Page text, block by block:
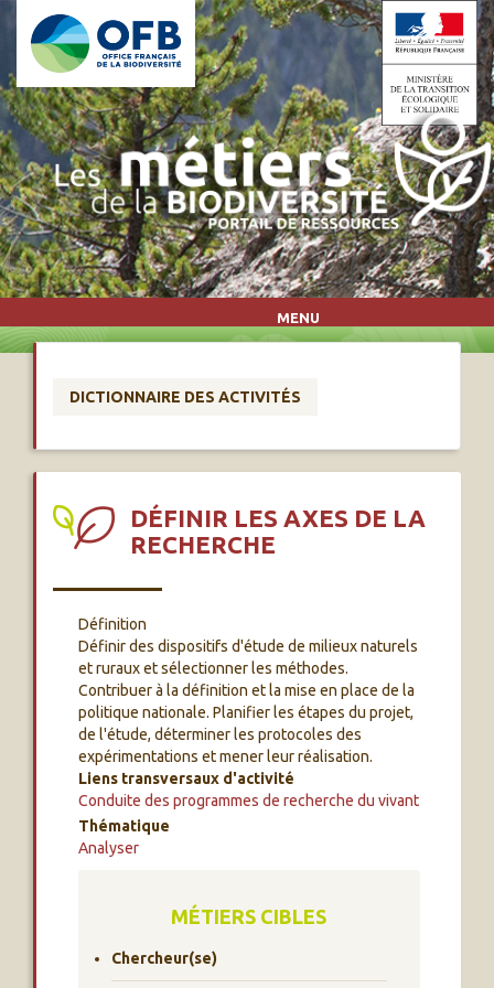
Aller au contenu principal
MENU
DICTIONNAIRE DES ACTIVITÉS
DÉFINIR LES AXES DE LA
RECHERCHE
Définition
Définir des dispositifs d'étude de milieux naturels
et ruraux et sélectionner les méthodes.
Contribuer à la définition et la mise en place de la
politique nationale. Planifier les étapes du projet,
de l'étude, déterminer les protocoles des
expérimentations et mener leur réalisation.
Liens transversaux d'activité
Conduite des programmes de recherche du vivant
Thématique
Analyser
MÉTIERS CIBLES
Chercheur(se)